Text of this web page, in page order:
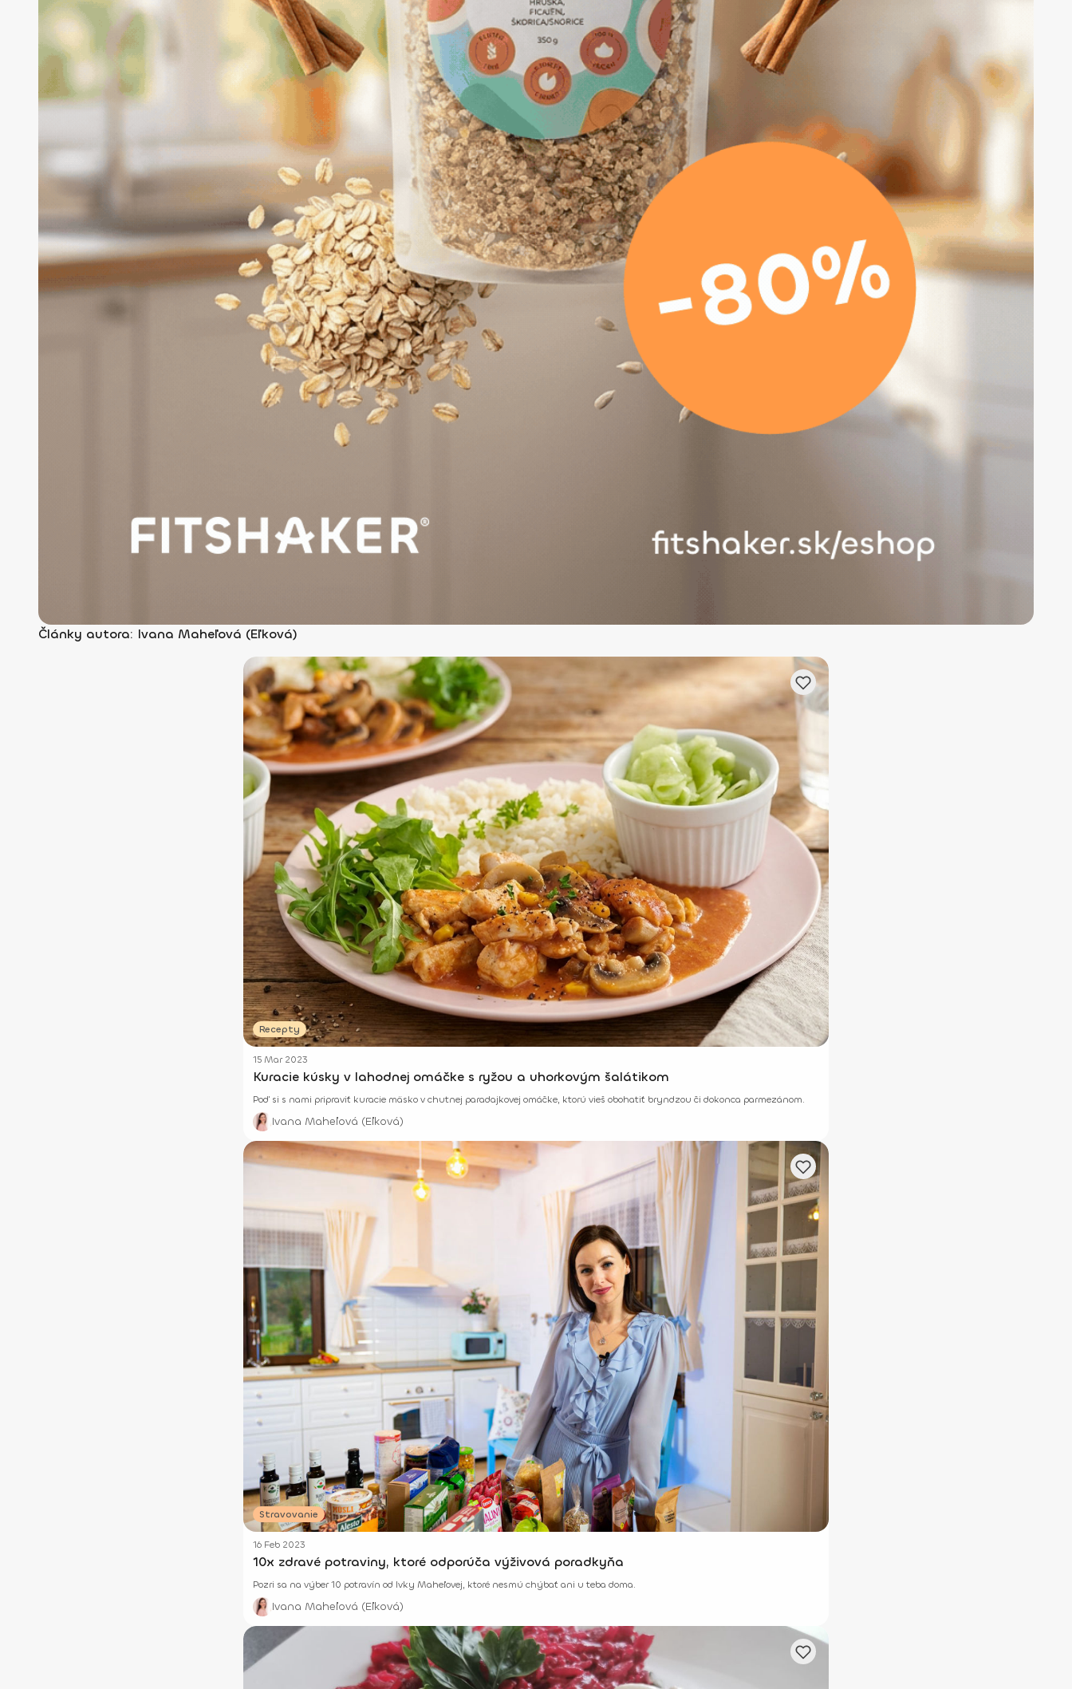
Články autora: Ivana Maheľová (Eľková)
Recepty
15 Mar 2023
Kuracie kúsky v lahodnej omáčke s ryžou a uhorkovým šalátikom
Poď si s nami pripraviť kuracie mäsko v chutnej paradajkovej omáčke, ktorú vieš obohatiť bryndzou či dokonca parmezánom.
Ivana Maheľová (Eľková)
Stravovanie
16 Feb 2023
10x zdravé potraviny, ktoré odporúča výživová poradkyňa
Pozri sa na výber 10 potravín od Ivky Maheľovej, ktoré nesmú chýbať ani u teba doma.
Ivana Maheľová (Eľková)